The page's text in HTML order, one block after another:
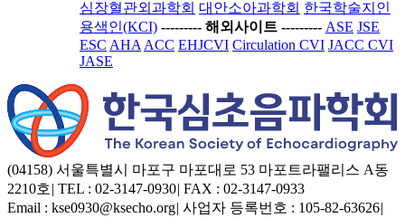
심장혈관외과학회 대안소아과학회 한국학술지인
용색인(KCI) --------- 해외사이트 --------- ASE JSE
ESC AHA ACC EHJCVI Circulation CVI JACC CVI
JASE
(04158) 서울특별시 마포구 마포대로 53 마포트라팰리스 A동
2210호 | TEL : 02-3147-0930| FAX : 02-3147-0933
Email : kse0930@ksecho.org| 사업자 등록번호 : 105-82-63626|